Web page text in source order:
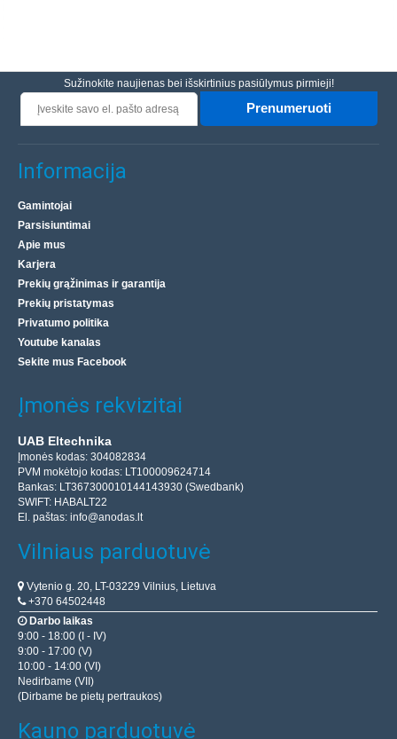
Sužinokite naujienas bei išskirtinius pasiūlymus pirmieji!
Prenumeruoti
Informacija
Gamintojai
Parsisiuntimai
Apie mus
Karjera
Prekių grąžinimas ir garantija
Prekių pristatymas
Privatumo politika
Youtube kanalas
Sekite mus Facebook
Įmonės rekvizitai
UAB Eltechnika
Įmonės kodas: 304082834
PVM mokėtojo kodas: LT100009624714
Bankas: LT367300010144143930 (Swedbank)
SWIFT: HABALT22
El. paštas: info@anodas.lt
Vilniaus parduotuvė
Vytenio g. 20, LT-03229 Vilnius, Lietuva
+370 64502448
Darbo laikas
9:00 - 18:00 (I - IV)
9:00 - 17:00 (V)
10:00 - 14:00 (VI)
Nedirbame (VII)
(Dirbame be pietų pertraukos)
Kauno parduotuvė